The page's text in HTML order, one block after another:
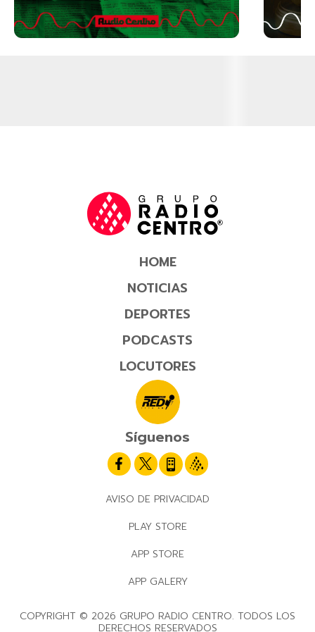
HOME
NOTICIAS
DEPORTES
PODCASTS
LOCUTORES
Síguenos
AVISO DE PRIVACIDAD
PLAY STORE
APP STORE
APP GALERY
COPYRIGHT © 2026 GRUPO RADIO CENTRO. TODOS LOS
DERECHOS RESERVADOS